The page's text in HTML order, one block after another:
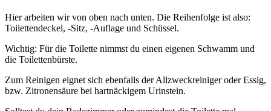
Hier arbeiten wir von oben nach unten. Die Reihenfolge ist also:
Toilettendeckel, -Sitz, -Auflage und Schüssel.
Wichtig: Für die Toilette nimmst du einen eigenen Schwamm und
die Toilettenbürste.
Zum Reinigen eignet sich ebenfalls der Allzweckreiniger oder Essig,
bzw. Zitronensäure bei hartnäckigem Urinstein.